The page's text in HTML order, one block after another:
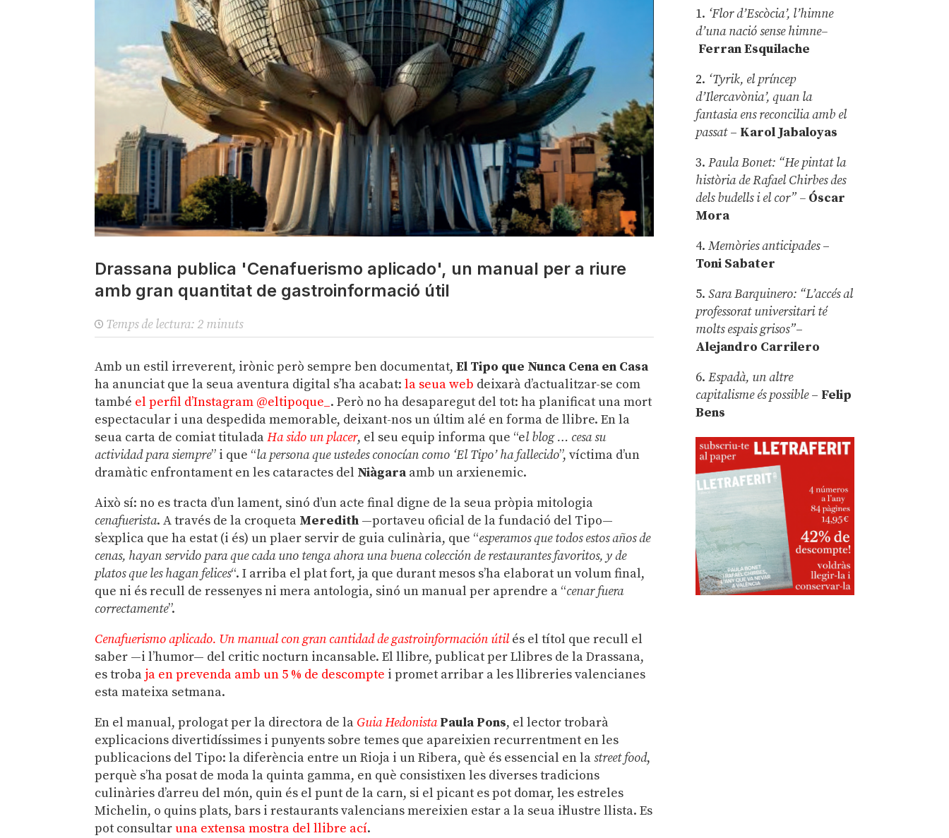
Drassana publica 'Cenafuerismo aplicado', un manual per a riure
amb gran quantitat de gastroinformació útil
Temps de lectura: 2 minuts
Amb un estil irreverent, irònic però sempre ben documentat,El Tipo que Nunca Cena en Casa
ha anunciat que la seua aventura digital s’ha acabat:la seua web deixarà d’actualitzar-se com
també el perfil d’Instagram @eltipoque_. Però no ha desaparegut del tot: ha planificat una mort
espectacular i una despedida memorable, deixant-nos un últim alé en forma de llibre. En la
seua carta de comiat tituladaHa sido un placer, el seu equip informa que “el blog … cesa su
actividad para siempre” i que “la persona que ustedes conocían como ‘El Tipo’ ha fallecido”, víctima d’un
dramàtic enfrontament en les cataractes del Niàgara amb un arxienemic.
Això sí: no es tracta d’un lament, sinó d’un acte final digne de la seua pròpia mitologia
cenafuerista. A través de la croqueta Meredith —portaveu oficial de la fundació del Tipo—
s’explica que ha estat (i és) un plaer servir de guia culinària, que “esperamos que todos estos años de
cenas, hayan servido para que cada uno tenga ahora una buena colección de restaurantes favoritos, y de
platos que les hagan felices“. I arriba el plat fort, ja que durant mesos s’ha elaborat un volum final,
que ni és recull de ressenyes ni mera antologia, sinó un manual per aprendre a “cenar fuera
correctamente”.
Cenafuerismo aplicado. Un manual con gran cantidad de gastroinformación útilés el títol que recull el
saber —i l’humor— del critic nocturn incansable. El llibre, publicat per Llibres de la Drassana,
es troba ja en prevenda amb un 5 % de descompte i promet arribar a les llibreries valencianes
esta mateixa setmana.
En el manual, prologat per la directora de la Guia HedonistaPaula Pons, el lector trobarà
explicacions divertidíssimes i punyents sobre temes que apareixien recurrentment en les
publicacions del Tipo: la diferència entre un Rioja i un Ribera, què és essencial en lastreet food,
perquè s’ha posat de moda la quinta gamma, en què consistixen les diverses tradicions
culinàries d’arreu del món, quin és el punt de la carn, si el picant es pot domar, les estreles
Michelin, o quins plats, bars i restaurants valencians mereixien estar a la seua il·lustre llista. Es
pot consultar una extensa mostra del llibre ací.
1. ‘Flor d’Escòcia’, l’himne
d’una nació sense himne–
Ferran Esquilache
2. ‘Tyrik, el príncep
d’Ilercavònia’, quan la
fantasia ens reconcilia amb el
passat– Karol Jabaloyas
3.Paula Bonet: “He pintat la
història de Rafael Chirbes des
dels budells i el cor” – Óscar
Mora
4.Memòries anticipades–
Toni Sabater
5.Sara Barquinero: “L’accés al
professorat universitari té
molts espais grisos”–
Alejandro Carrilero
6.Espadà, un altre
capitalisme és possible – Felip
Bens